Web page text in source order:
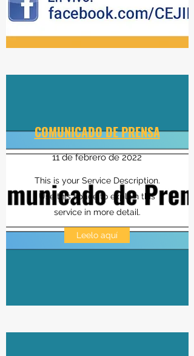
COMUNICADO DE PRENSA
Leelo aquí
11 de febrero de 2022
This is your Service Description.
Use this space to explain this
service in more detail.